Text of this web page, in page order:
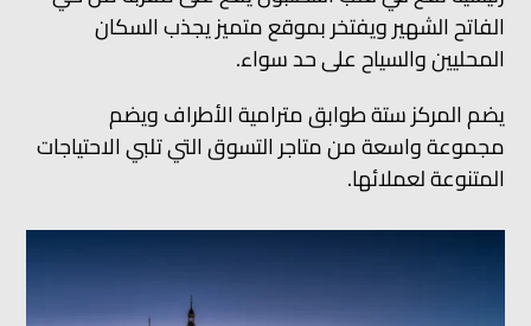
الفاتح الشهير ويفتخر بموقع متميز يجذب السكان
المحليين والسياح على حد سواء.
يضم المركز ستة طوابق مترامية الأطراف ويضم
مجموعة واسعة من متاجر التسوق التي تلبي الاحتياجات
المتنوعة لعملائها.